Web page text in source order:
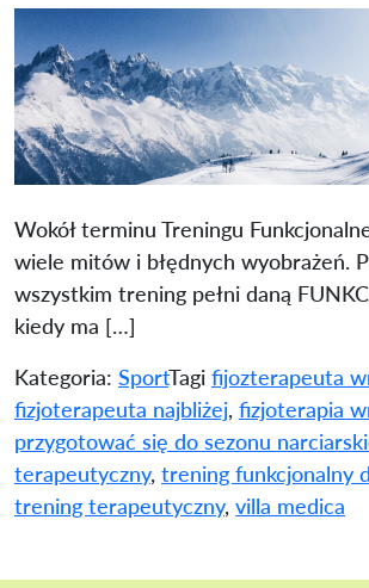
Wokół terminu Treningu
wiele mitów i błędnych wyobrażeń.
wszystkim trening pełni daną
kiedy ma […]
Kategoria: SportTagi fijozterapeuta
fizjoterapeuta najbliżej, fizjoterapia
przygotować się do sezonu
terapeutyczny, trening funkcjonalny
trening terapeutyczny, villa medica